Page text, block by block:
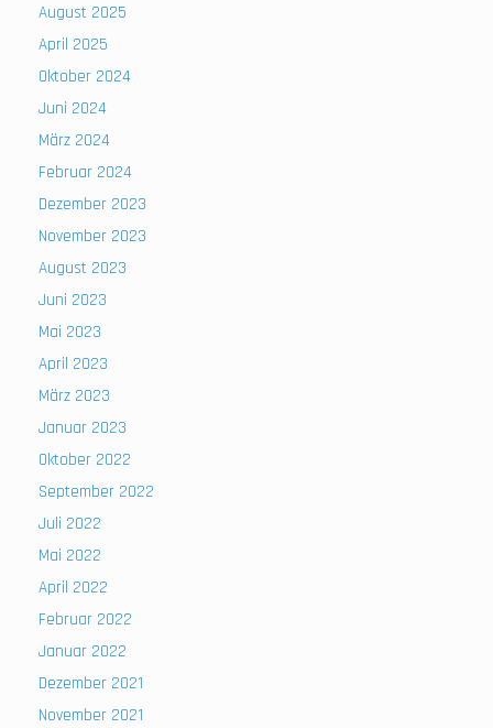
August 2025
April 2025
Oktober 2024
Juni 2024
März 2024
Februar 2024
Dezember 2023
November 2023
August 2023
Juni 2023
Mai 2023
April 2023
März 2023
Januar 2023
Oktober 2022
September 2022
Juli 2022
Mai 2022
April 2022
Februar 2022
Januar 2022
Dezember 2021
November 2021